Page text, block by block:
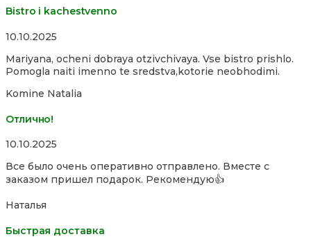
Bistro i kachestvenno
Rated
out
of
10.10.2025
Mariyana, ocheni dobraya otzivchivaya. Vse bistro prishlo.
Pomogla naiti imenno te sredstva,kotorie neobhodimi.
Komine Natalia
Отлично!
Rated
out
of
10.10.2025
Все было очень оперативно отправлено. Вместе с
заказом пришел подарок. Рекомендую👍
Наталья
Быстрая доставка